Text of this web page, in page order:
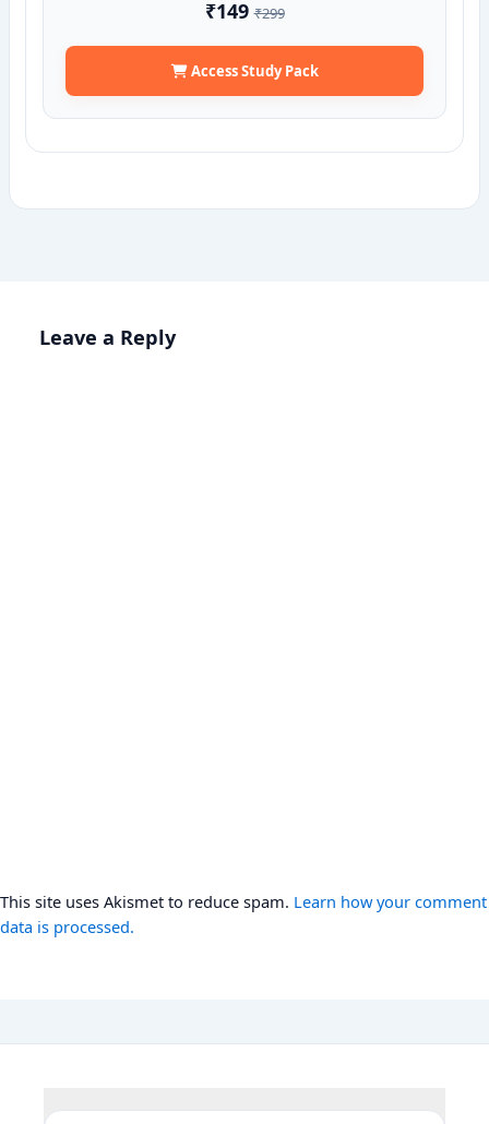
₹149₹299
Access Study Pack
Leave a Reply
This site uses Akismet to reduce spam. Learn how your comment
data is processed.